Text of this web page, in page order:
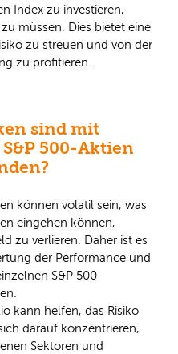
Index zu investieren,
müssen. Dies bietet eine
zu streuen und von der
zu profitieren.
sind mit
500-Aktien
können volatil sein, was
eingehen können,
zu verlieren. Daher ist es
der Performance und
S&P 500
kann helfen, das Risiko
darauf konzentrieren,
Sektoren und